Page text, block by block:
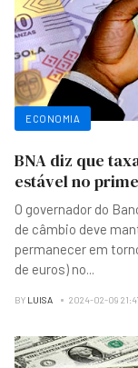
ECONOMIA
BNA diz que
estável no
O governador do
de câmbio deve
permanecer em
de euros) no...
BY LUISA 2024-02-09